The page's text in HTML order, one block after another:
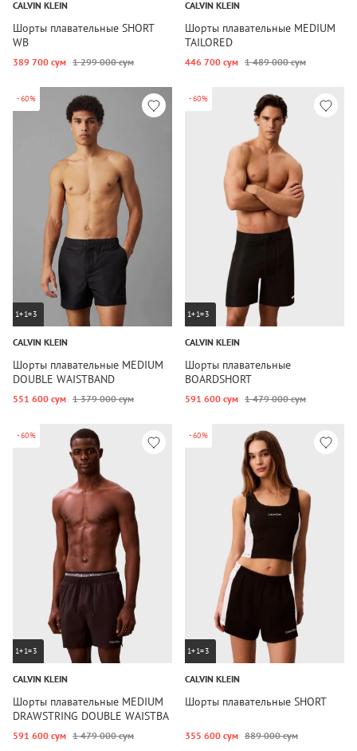
CALVIN KLEIN
Шорты плавательные SHORT
WB
389 700 сум 1 299 000 сум
CALVIN KLEIN
Шорты плавательные MEDIUM
TAILORED
446 700 сум 1 489 000 сум
-60%
1+1=3
CALVIN KLEIN
Шорты плавательные MEDIUM
DOUBLE WAISTBAND
551 600 сум 1 379 000 сум
-60%
1+1=3
CALVIN KLEIN
Шорты плавательные
BOARDSHORT
591 600 сум 1 479 000 сум
-60%
1+1=3
CALVIN KLEIN
Шорты плавательные MEDIUM
DRAWSTRING DOUBLE WAISTBA
591 600 сум 1 479 000 сум
-60%
1+1=3
CALVIN KLEIN
Шорты плавательные SHORT
355 600 сум 889 000 сум